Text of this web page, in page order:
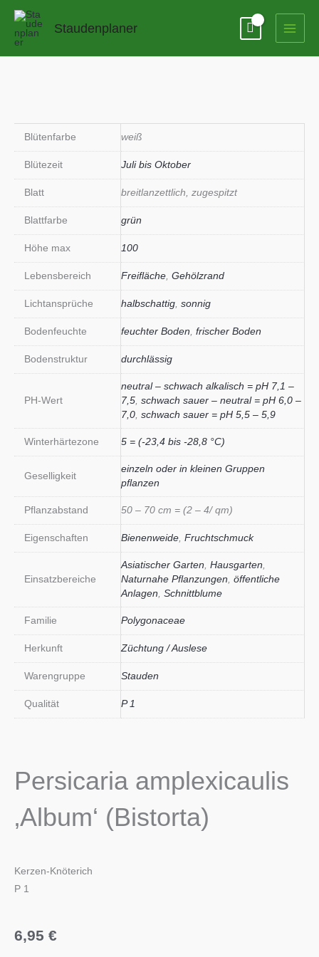
Zum
springen
Staudenplaner
Blütenfarbe weiß
Blütezeit Juli bis Oktober
Blatt breitlanzettlich, zugespitzt
Blattfarbe grün
Höhe max 100
Lebensbereich Freifläche Gehölzrand
Lichtansprüche halbschattig sonnig
Bodenfeuchte feuchter Boden frischer Boden
Bodenstruktur durchlässig
PH-Wert
neutral – schwach alkalisch = pH 7,1 –
7,5 schwach sauer – neutral = pH 6,0 –
7,0 schwach sauer = pH 5,5 – 5,9
Winterhärtezone 5 = (-23,4 bis -28,8 °C)
Geselligkeit
einzeln oder in kleinen Gruppen
pflanzen
Pflanzabstand 50 – 70 cm = (2 – 4/ qm)
Eigenschaften Bienenweide Fruchtschmuck
Einsatzbereiche
Asiatischer Garten Hausgarten
Naturnahe Pflanzungen öffentliche
Anlagen Schnittblume
Familie Polygonaceae
Herkunft Züchtung / Auslese
Warengruppe Stauden
Qualität P 1
Persicaria amplexicaulis
‚Album‘ (Bistorta)
Kerzen-Knöterich
P 1
6,95 €